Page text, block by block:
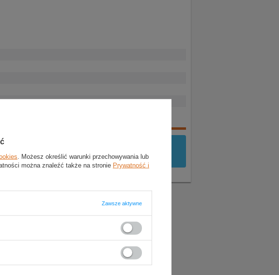
. Możesz określić warunki przechowywania lub
można znaleźć także na stronie Prywatność i
Zawsze aktywne